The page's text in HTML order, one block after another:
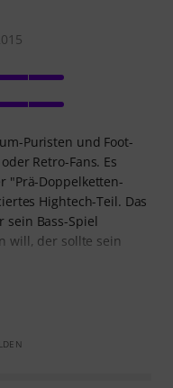
Puristen und Foot-
Retro-Fans. Es
"Prä-Doppelketten-
Hightech-Teil. Das
sein Bass-Spiel
will, der sollte sein